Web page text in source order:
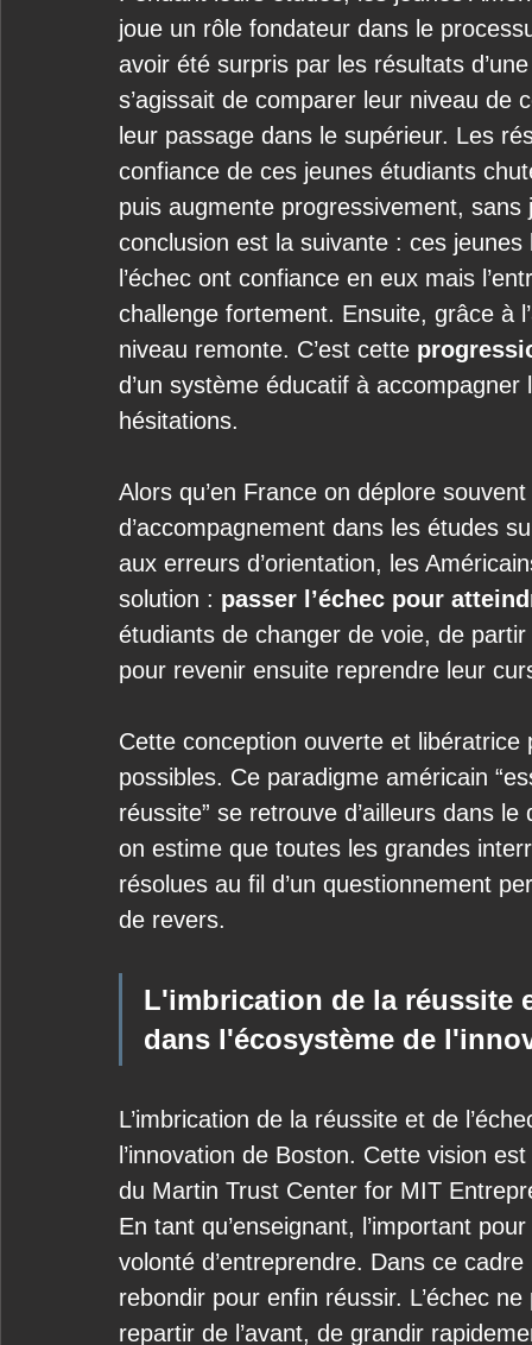
joue un rôle fondateur dans le
avoir été surpris par les résultats
s’agissait de comparer leur niveau
leur passage dans le supérieur. Les
confiance de ces jeunes étudiants
puis augmente progressivement,
conclusion est la suivante : ces
l’échec ont confiance en eux mais
challenge fortement. Ensuite, grâce à
niveau remonte. C’est cette
d’un système éducatif à
hésitations.
Alors qu’en France on déplore
d’accompagnement dans les études
aux erreurs d’orientation, les
solution : passer l’échec pour
étudiants de changer de voie, de
pour revenir ensuite reprendre leur
Cette conception ouverte et
possibles. Ce paradigme américain
réussite” se retrouve d’ailleurs dans
on estime que toutes les grandes
résolues au fil d’un questionnement
de revers.
L'imbrication de la réussite
dans l'écosystème de
L’imbrication de la réussite et de
l’innovation de Boston. Cette vision
du Martin Trust Center for MIT
En tant qu’enseignant, l’important
volonté d’entreprendre. Dans ce
rebondir pour enfin réussir. L’échec
repartir de l’avant, de grandir